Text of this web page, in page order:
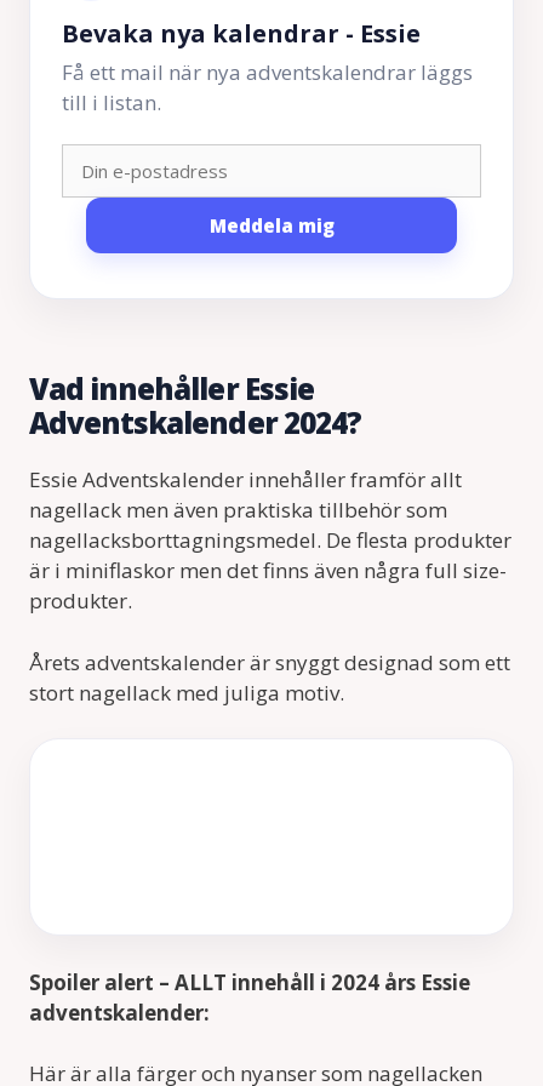
Bevaka nya kalendrar - Essie
Få ett mail när nya adventskalendrar läggs
till i listan.
Meddela mig
Vad innehåller Essie
Adventskalender 2024?
Essie Adventskalender innehåller framför allt
nagellack men även praktiska tillbehör som
nagellacksborttagningsmedel. De flesta produkter
är i miniflaskor men det finns även några full size-
produkter.
Årets adventskalender är snyggt designad som ett
stort nagellack med juliga motiv.
Spoiler alert – ALLT innehåll i 2024 års Essie
adventskalender:
Här är alla färger och nyanser som nagellacken